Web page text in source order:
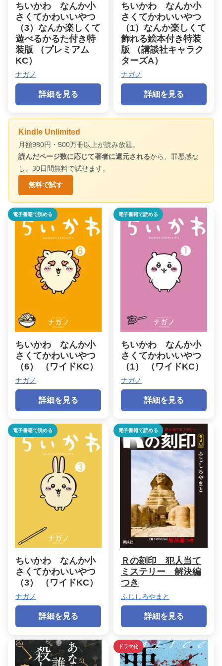
ちいかわ なんか小
さくてかわいいやつ
（3）なんか楽しくて
遊べるかるた付き特
装版 （プレミアム
KC）
ナガノ
詳細を見る
ちいかわ なんか小
さくてかわいいやつ
（1）なんか楽しくて
飾れる絵本付き特装
版 （講談社キャラク
ターズA）
ナガノ
詳細を見る
Kindle Unlimited
月額980円・500万冊以上が読み放題。
読んだページ数に応じて著者に還元されるから、罪悪感な
し。30日間無料で試せます。
無料で試す
電子書籍で読める
ちいかわ なんか小
さくてかわいいやつ
（6） （ワイドKC）
ナガノ
詳細を見る
電子書籍で読める
ちいかわ なんか小
さくてかわいいやつ
（1） （ワイドKC）
ナガノ
詳細を見る
電子書籍で読める
ちいかわ なんか小
さくてかわいいやつ
（3） （ワイドKC）
ナガノ
詳細を見る
電子書籍で読める
Ｒの刻印 犯人当て
ミステリー 解決編
つき
ふじしろやまと
詳細を見る
ドラマ化